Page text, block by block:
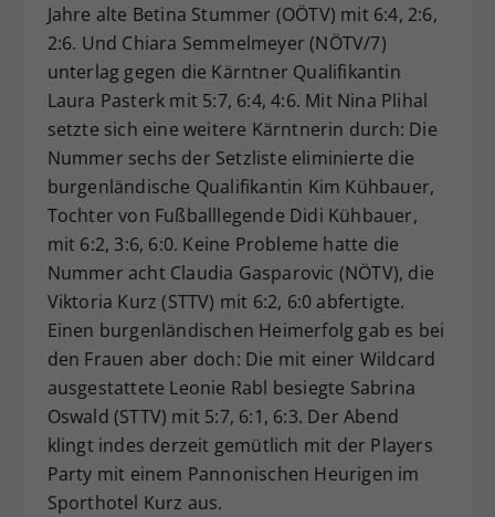
Jahre alte Betina Stummer (OÖTV) mit 6:4, 2:6,
2:6. Und Chiara Semmelmeyer (NÖTV/7)
unterlag gegen die Kärntner Qualifikantin
Laura Pasterk mit 5:7, 6:4, 4:6. Mit Nina Plihal
setzte sich eine weitere Kärntnerin durch: Die
Nummer sechs der Setzliste eliminierte die
burgenländische Qualifikantin Kim Kühbauer,
Tochter von Fußballlegende Didi Kühbauer,
mit 6:2, 3:6, 6:0. Keine Probleme hatte die
Nummer acht Claudia Gasparovic (NÖTV), die
Viktoria Kurz (STTV) mit 6:2, 6:0 abfertigte.
Einen burgenländischen Heimerfolg gab es bei
den Frauen aber doch: Die mit einer Wildcard
ausgestattete Leonie Rabl besiegte Sabrina
Oswald (STTV) mit 5:7, 6:1, 6:3. Der Abend
klingt indes derzeit gemütlich mit der Players
Party mit einem Pannonischen Heurigen im
Sporthotel Kurz aus.